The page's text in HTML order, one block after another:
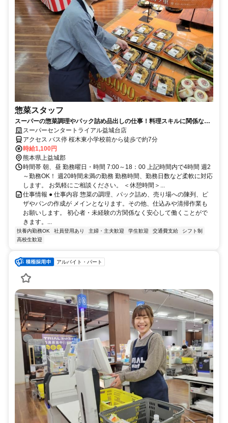
惣菜スタッフ
スーパーの惣菜調理やパック詰め品出しの仕事！料理スキルに関係なく
活躍できる惣菜スタッフ募集
スーパーセンタートライアル益城台店
アクセス バス停 桜木東小学校前から徒歩で約7分
時給1,100円
熊本県上益城郡
時間帯 朝、昼 勤務曜日・時間 7:00～18：00 上記時間内で4時間 週2
～勤務OK！ 週20時間未満の勤務 勤務時間、勤務日数など柔軟に対応
します。 お気軽にご相談ください。 ＜休憩時間＞...
仕事情報 ● 仕事内容 惣菜の調理、パック詰め、売り場への陳列、ピ
ザやパンの作成が メインとなります。その他、仕込みや清掃作業も
お願いします。 初心者・未経験の方関係なく安心して働くことがで
きます。...
扶養内勤務OK 社員登用あり 主婦・主夫歓迎 学生歓迎 交通費支給
シフト制
高校生歓迎
アルバイト・パート